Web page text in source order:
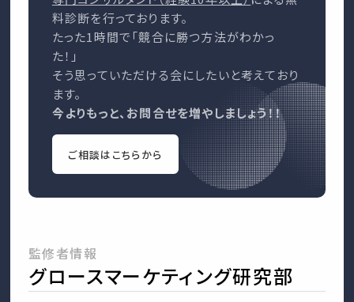
料診断を行っております。
たった1時間で「競合に勝つ方法がわかっ
た！」
そう思っていただける会にしたいと考えており
ます。
今よりもっと、お問合せを増やしましょう！！
ご相談はこちらから
監修者情報
グロースマーケティング研究部